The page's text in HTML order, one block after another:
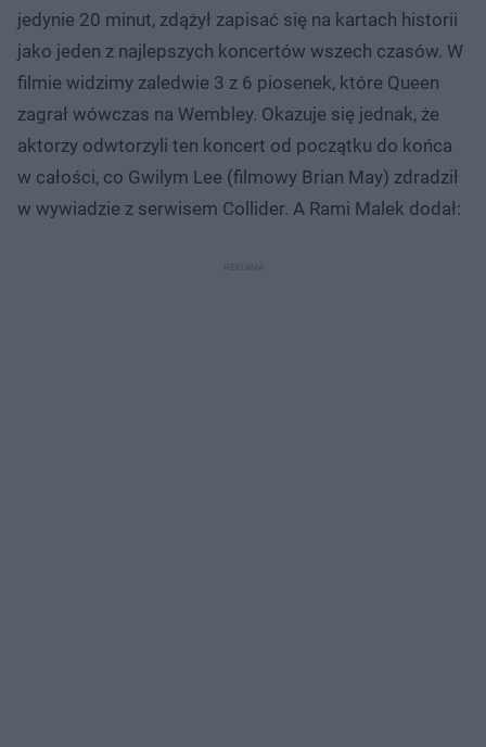
jedynie 20 minut, zdążył zapisać się na kartach historii
jako jeden z najlepszych koncertów wszech czasów. W
filmie widzimy zaledwie 3 z 6 piosenek, które Queen
zagrał wówczas na Wembley. Okazuje się jednak, że
aktorzy odwtorzyli ten koncert od początku do końca
w całości, co Gwilym Lee (filmowy Brian May) zdradził
w wywiadzie z serwisem Collider. A Rami Malek dodał: